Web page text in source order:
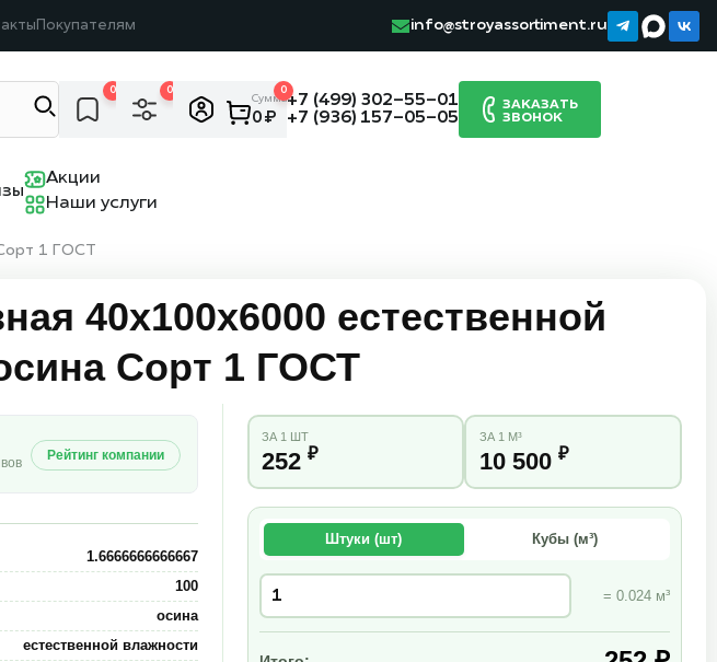
Покупателям info@stroyassortiment.ru
0 0 0
Сумма:
0 ₽
+7 (499) 302-55-01
+7 (936) 157-05-05
ЗАКАЗАТЬ
ЗВОНОК
Акции
Наши услуги
1 ГОСТ
40х100х6000 естественной
Сорт 1 ГОСТ
Рейтинг компании
1.6666666666667
100
осина
естественной влажности
ЗА 1 ШТ
252₽
ЗА 1 М³
10 500 ₽
Штуки (шт) Кубы (м³)
= 0.024 м³